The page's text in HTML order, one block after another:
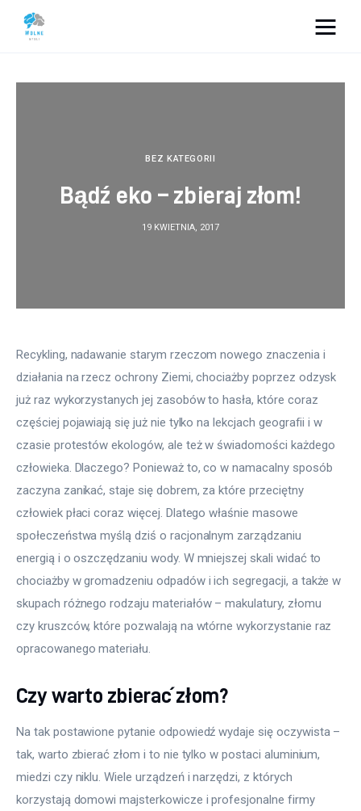
Dom i ogród
Więcej
BEZ KATEGORII
Bądź eko – zbieraj złom!
19 KWIETNIA, 2017
Recykling, nadawanie starym rzeczom nowego znaczenia i
działania na rzecz ochrony Ziemi, chociażby poprzez odzysk
już raz wykorzystanych jej zasobów to hasła, które coraz
częściej pojawiają się już nie tylko na lekcjach geografii i w
czasie protestów ekologów, ale też w świadomości każdego
człowieka. Dlaczego? Ponieważ to, co w namacalny sposób
zaczyna zanikać, staje się dobrem, za które przeciętny
człowiek płaci coraz więcej. Dlatego właśnie masowe
społeczeństwa myślą dziś o racjonalnym zarządzaniu
energią i o oszczędzaniu wody. W mniejszej skali widać to
chociażby w gromadzeniu odpadów i ich segregacji, a także w
skupach różnego rodzaju materiałów – makulatury, złomu
czy kruszców, które pozwalają na wtórne wykorzystanie raz
opracowanego materiału.
Czy warto zbierać złom?
Na tak postawione pytanie odpowiedź wydaje się oczywista –
tak, warto zbierać złom i to nie tylko w postaci aluminium,
miedzi czy niklu. Wiele urządzeń i narzędzi, z których
korzystają domowi majsterkowicze i profesjonalne firmy